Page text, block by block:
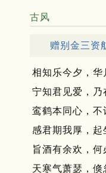
古风
赠别金三资
相知乐今夕，华
宁知君见爱，乃
鸾鹤本同心，不
感君期我厚，起
旨酒有余欢，何
天寒气萧瑟，倏